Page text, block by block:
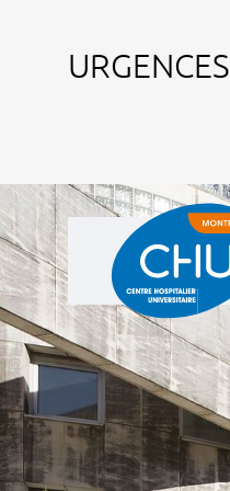
URGENCES